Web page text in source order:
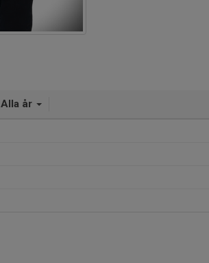
Alla år